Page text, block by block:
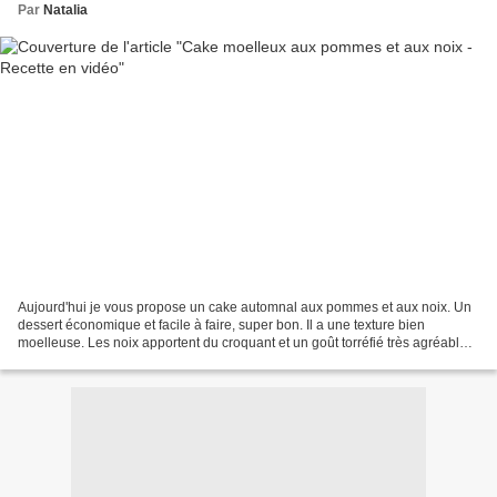
Par Natalia
Aujourd'hui je vous propose un cake automnal aux pommes et aux noix. Un
dessert économique et facile à faire, super bon. Il a une texture bien
moelleuse. Les noix apportent du croquant et un goût torréfié très agréable.